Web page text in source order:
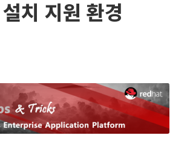
치 지원 환경